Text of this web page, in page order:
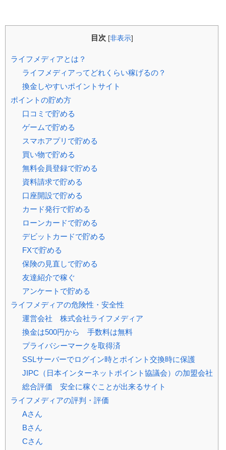
目次 [非表示]
ライフメディアとは？
ライフメディアってどれくらい稼げるの？
換金しやすいポイントサイト
ポイントの貯め方
口コミで貯める
ゲームで貯める
スマホアプリで貯める
買い物で貯める
無料会員登録で貯める
資料請求で貯める
口座開設で貯める
カード発行で貯める
ローンカードで貯める
デビットカードで貯める
FXで貯める
保険の見直しで貯める
友達紹介で稼ぐ
アンケートで貯める
ライフメディアの危険性・安全性
運営会社 株式会社ライフメディア
換金は500円から 手数料は無料
プライバシーマークを取得済
SSLサーバーでログイン時とポイント交換時に保護
JIPC（日本インターネットポイント協議会）の加盟会社
総合評価 安全に稼ぐことが出来るサイト
ライフメディアの評判・評価
Aさん
Bさん
Cさん